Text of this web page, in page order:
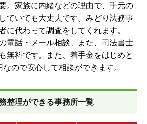
。家族に内緒などの理由で、手元の
ていても大丈夫です。みどり法務事
に代わって調査をしてくれます。
電話・メール相談、また、司法書士
無料です。また、着手金をはじめと
ので安心して相談ができます。
整理ができる事務所一覧